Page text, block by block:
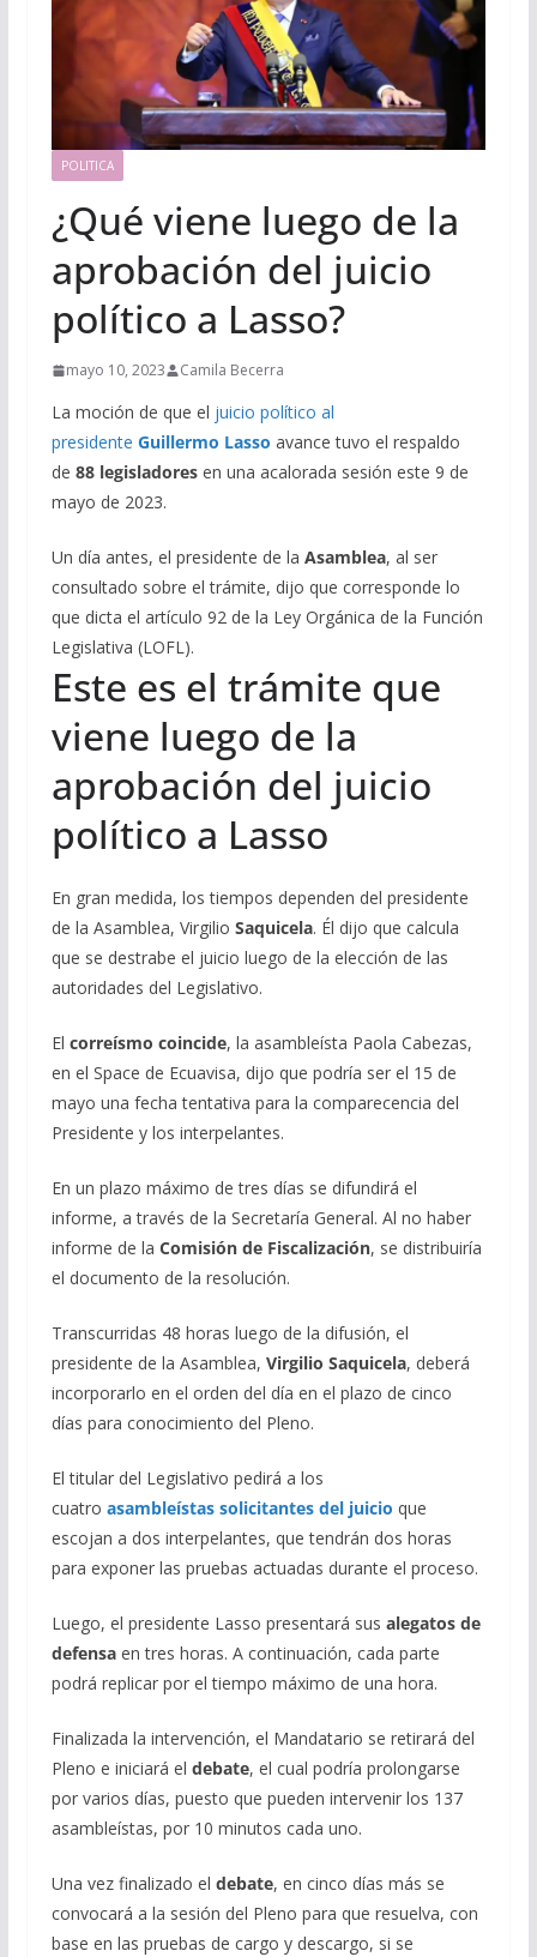
POLITICA
¿Qué viene luego de la
aprobación del juicio
político a Lasso?
mayo 10, 2023 Camila Becerra
La moción de que el juicio político al
presidente Guillermo Lasso avance tuvo el respaldo
de 88 legisladoresen una acalorada sesión este 9 de
mayo de 2023.
Un día antes, el presidente de la Asamblea, al ser
consultado sobre el trámite, dijo que corresponde lo
que dicta el artículo 92 de la Ley Orgánica de la Función
Legislativa (LOFL).
Este es el trámite que
viene luego de la
aprobación del juicio
político a Lasso
En gran medida, los tiempos dependen del presidente
de la Asamblea, Virgilio Saquicela. Él dijo que calcula
que se destrabe el juicio luego de la elección de las
autoridades del Legislativo.
El correísmo coincide, la asambleísta Paola Cabezas,
en el Space de Ecuavisa, dijo que podría ser el 15 de
mayo una fecha tentativa para la comparecencia del
Presidente y los interpelantes.
En un plazo máximo de tres días se difundirá el
informe, a través de la Secretaría General. Al no haber
informe de la Comisión de Fiscalización, se distribuiría
el documento de la resolución.
Transcurridas 48 horas luego de la difusión, el
presidente de la Asamblea, Virgilio Saquicela, deberá
incorporarlo en el orden del día en el plazo de cinco
días para conocimiento del Pleno.
El titular del Legislativo pedirá a los
cuatro asambleístas solicitantes del juicio que
escojan a dos interpelantes, que tendrán dos horas
para exponer las pruebas actuadas durante el proceso.
Luego, el presidente Lasso presentará sus alegatos de
defensa en tres horas. A continuación, cada parte
podrá replicar por el tiempo máximo de una hora.
Finalizada la intervención, el Mandatario se retirará del
Pleno e iniciará el debate, el cual podría prolongarse
por varios días, puesto que pueden intervenir los 137
asambleístas, por 10 minutos cada uno.
Una vez finalizado el debate, en cinco días más se
convocará a la sesión del Pleno para que resuelva, con
base en las pruebas de cargo y descargo, si se